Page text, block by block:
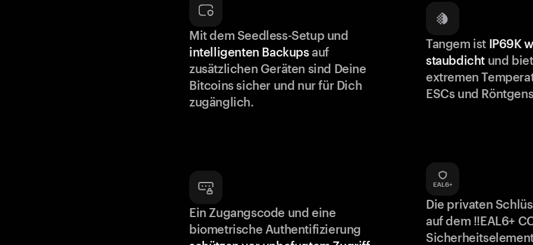
Mit dem Seedless-Setup und
intelligenten Backupsauf
zusätzlichen Geräten sind Deine
Bitcoins sicher und nur für Dich
zugänglich.
Tangem ist IP69K
staubdicht und
extremen
ESCs und
Ein Zugangscode und eine
biometrische Authentifizierung
Die privaten
auf dem !!EAL6+